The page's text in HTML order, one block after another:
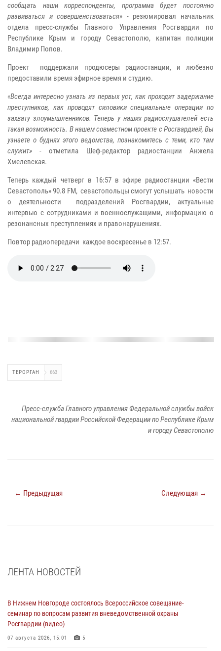
сообщать наши корреспонденты, программа будет постоянно
развиваться и совершенствоваться» - резюмировал начальник
отдела пресс-службы Главного Управления Росгвардии по
Республике Крым и городу Севастополю, капитан полиции
Владимир Попов.
Проект поддержали продюсеры радиостанции, и любезно
предоставили время эфирное время и студию.
«Всегда интересно узнать из первых уст, как проходит задержание
преступников, как проводят силовики специальные операции по
захвату злоумышленников. Теперь у наших радиослушателей есть
такая возможность. В нашем совместном проекте с Росгвардией, Вы
узнаете о буднях этого ведомства, познакомитесь с теми, кто там
служит» - отметила Шеф-редактор радиостанции Анжела
Хмелевская.
Теперь каждый четверг в 16:57 в эфире радиостанции «Вести
Севастополь» 90.8 FM, севастопольцы смогут услышать новости
о деятельности подразделений Росгвардии, актуальные
интервью с сотрудниками и военнослужащими, информацию о
резонансных преступлениях и правонарушениях.
Повтор радиопередачи каждое воскресенье в 12:57.
ТЕРОРГАН 663
Пресс-служба Главного управления Федеральной службы войск
национальной гвардии Российской Федерации по Республике Крым
и городу Севастополю
← Предыдущая Следующая →
ЛЕНТА НОВОСТЕЙ
В Нижнем Новгороде состоялось Всероссийское совещание-
семинар по вопросам развития вневедомственной охраны
Росгвардии (видео)
07 августа 2026, 15:01 5